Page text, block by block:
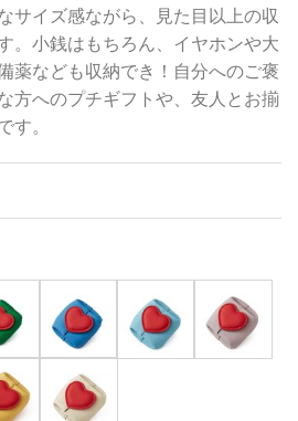
サイズ感ながら、見た目以上の収
。小銭はもちろん、イヤホンや大
薬なども収納でき！自分へのご褒
方へのプチギフトや、友人とお揃
す。